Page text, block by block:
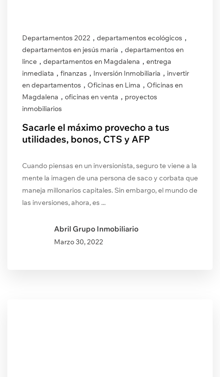
Departamentos 2022 , departamentos ecológicos ,
departamentos en jesús maría , departamentos en
lince , departamentos en Magdalena , entrega
inmediata , finanzas , Inversión Inmobiliaria , invertir
en departamentos , Oficinas en Lima , Oficinas en
Magdalena , oficinas en venta , proyectos
inmobiliarios
Sacarle el máximo provecho a tus
utilidades, bonos, CTS y AFP
Cuando piensas en un inversionista, seguro te viene a la
mente la imagen de una persona de saco y corbata que
maneja millonarios capitales. Sin embargo, el mundo de
las inversiones, ahora, es ...
Abril Grupo Inmobiliario
Marzo 30, 2022